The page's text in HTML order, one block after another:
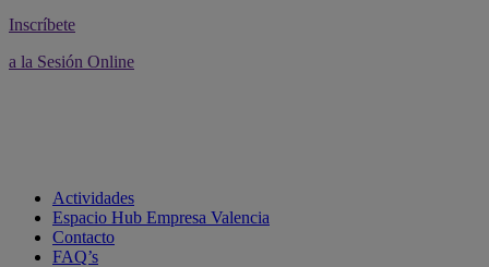
Inscríbete
a la Sesión Online
Actividades
Espacio Hub Empresa Valencia
Contacto
FAQ’s